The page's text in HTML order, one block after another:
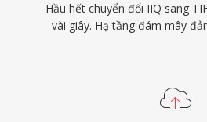
Hầu hết chuyển đổi IIQ sang
vài giây. Hạ tầng đám mây